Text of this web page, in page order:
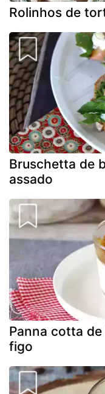
Rolinhos de
Bruschetta de
assado
Panna cotta
figo